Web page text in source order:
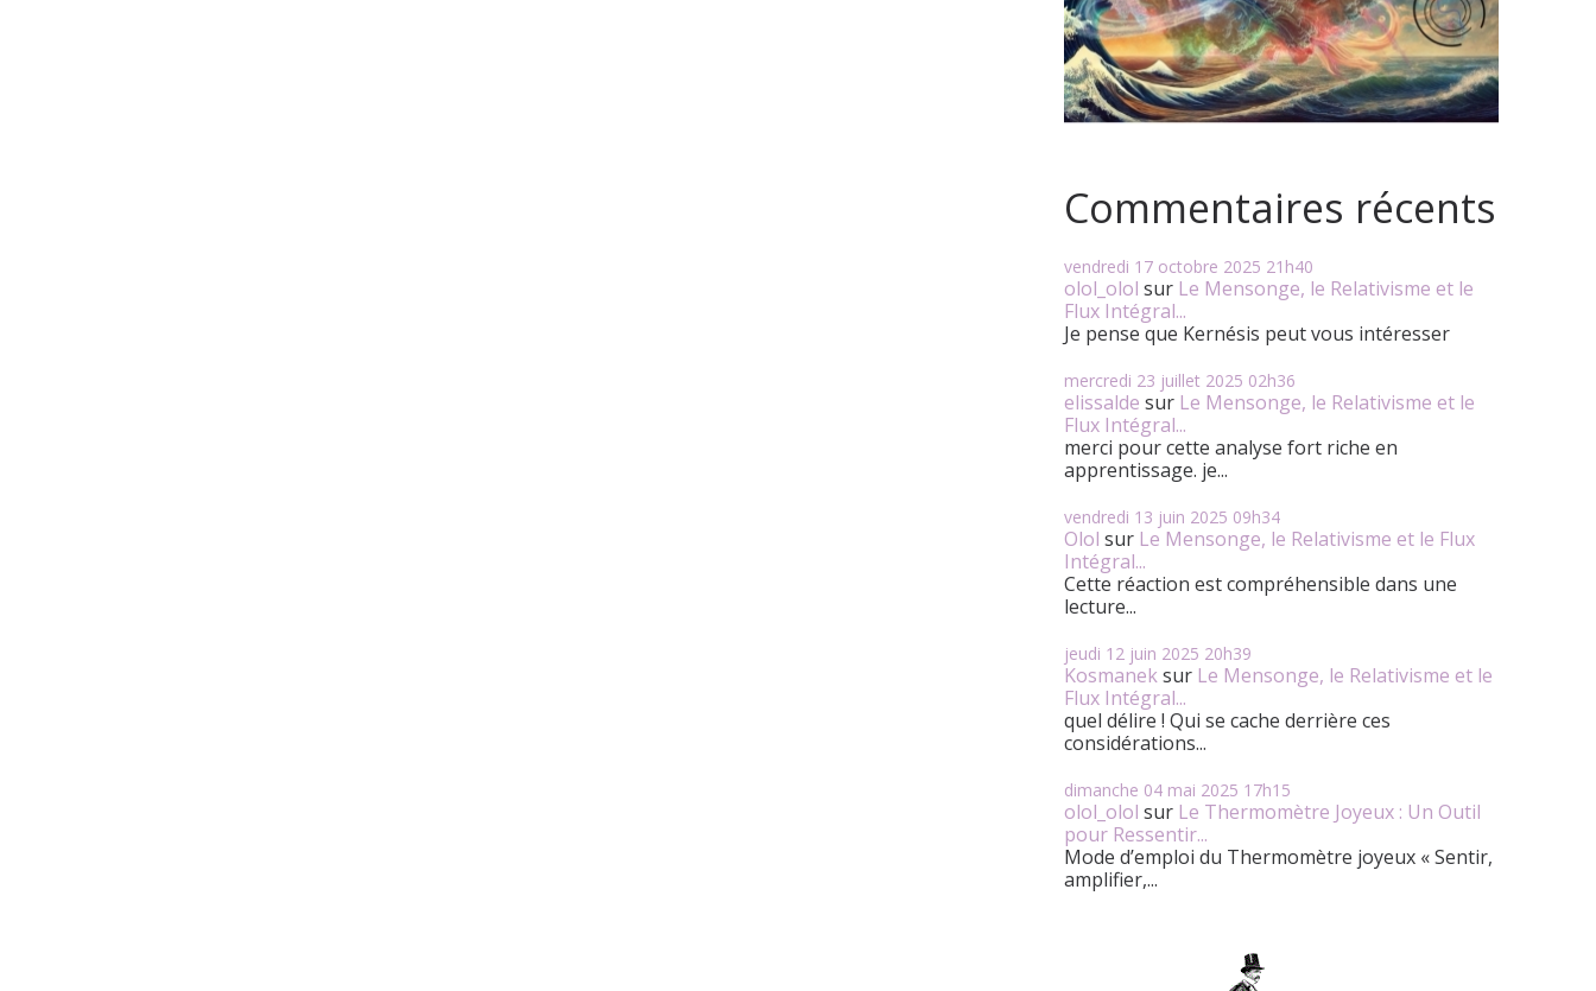
Commentaires récents
vendredi 17 octobre 2025 21h40
olol_olol sur Le Mensonge, le Relativisme et le
Flux Intégral...
Je pense que Kernésis peut vous intéresser
mercredi 23 juillet 2025 02h36
elissalde sur Le Mensonge, le Relativisme et le
Flux Intégral...
merci pour cette analyse fort riche en
apprentissage. je...
vendredi 13 juin 2025 09h34
Olol sur Le Mensonge, le Relativisme et le Flux
Intégral...
Cette réaction est compréhensible dans une
lecture...
jeudi 12 juin 2025 20h39
Kosmaneksur Le Mensonge, le Relativisme et le
Flux Intégral...
quel délire ! Qui se cache derrière ces
considérations...
dimanche 04 mai 2025 17h15
olol_olol sur Le Thermomètre Joyeux : Un Outil
pour Ressentir...
Mode d’emploi du Thermomètre joyeux « Sentir,
amplifier,...